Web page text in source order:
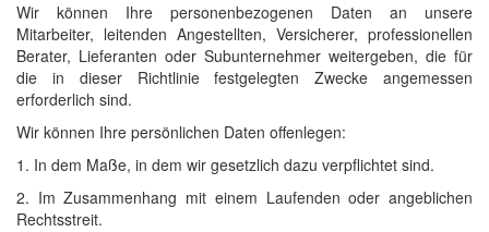
Wir können Ihre personenbezogenen Daten an unsere
Mitarbeiter, leitenden Angestellten, Versicherer, professionellen
Berater, Lieferanten oder Subunternehmer weitergeben, die für
die in dieser Richtlinie festgelegten Zwecke angemessen
erforderlich sind.
Wir können Ihre persönlichen Daten offenlegen:
1. In dem Maße, in dem wir gesetzlich dazu verpflichtet sind.
2. Im Zusammenhang mit einem Laufenden oder angeblichen
Rechtsstreit.